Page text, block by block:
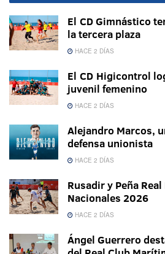
El CD Gimnástico
la tercera plaza
HACE 2 DÍAS
El CD Higicontrol
juvenil femenino
HACE 2 DÍAS
Alejandro Marcos,
defensa unionista
HACE 2 DÍAS
Rusadir y Peña
Nacionales 2026
HACE 2 DÍAS
Ángel Guerrero